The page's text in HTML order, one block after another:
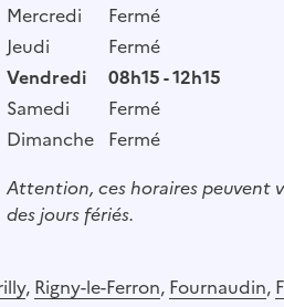
Mercredi
Fermé
Jeudi
Fermé
Vendredi
08h15 - 12h15
Samedi
Fermé
Dimanche Fermé
Attention, ces horaires peuvent
des jours fériés.
, Rigny-le-Ferron, Fournaudin,